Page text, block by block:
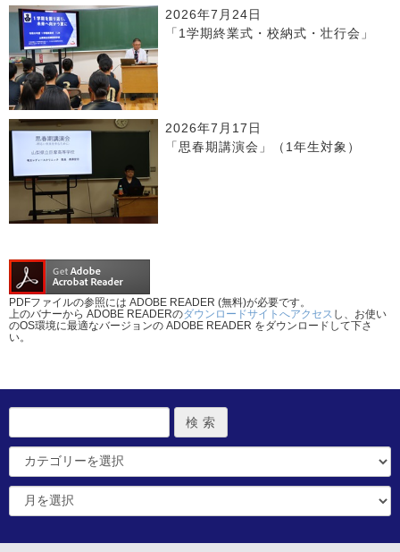
2026年7月24日
「1学期終業式・校納式・壮行会」
2026年7月17日
「思春期講演会」（1年生対象）
PDFファイルの参照には ADOBE READER (無料)が必要です。
上のバナーから ADOBE READERのダウンロードサイトへアクセス し、お使い
のOS環境に最適なバージョンの ADOBE READER をダウンロードして下さ
い。